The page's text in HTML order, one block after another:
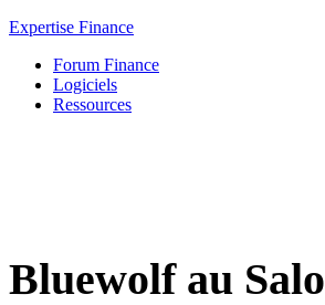
Expertise Finance
Forum Finance
Logiciels
Ressources
Bluewolf au